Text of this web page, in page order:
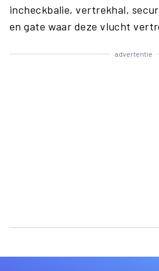
incheckbalie, vertrekhal,
en gate waar deze vlucht
advertentie